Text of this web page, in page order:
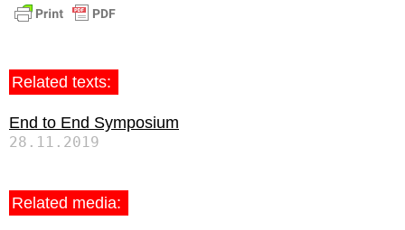
Related texts:
End to End Symposium
28.11.2019
Related media: